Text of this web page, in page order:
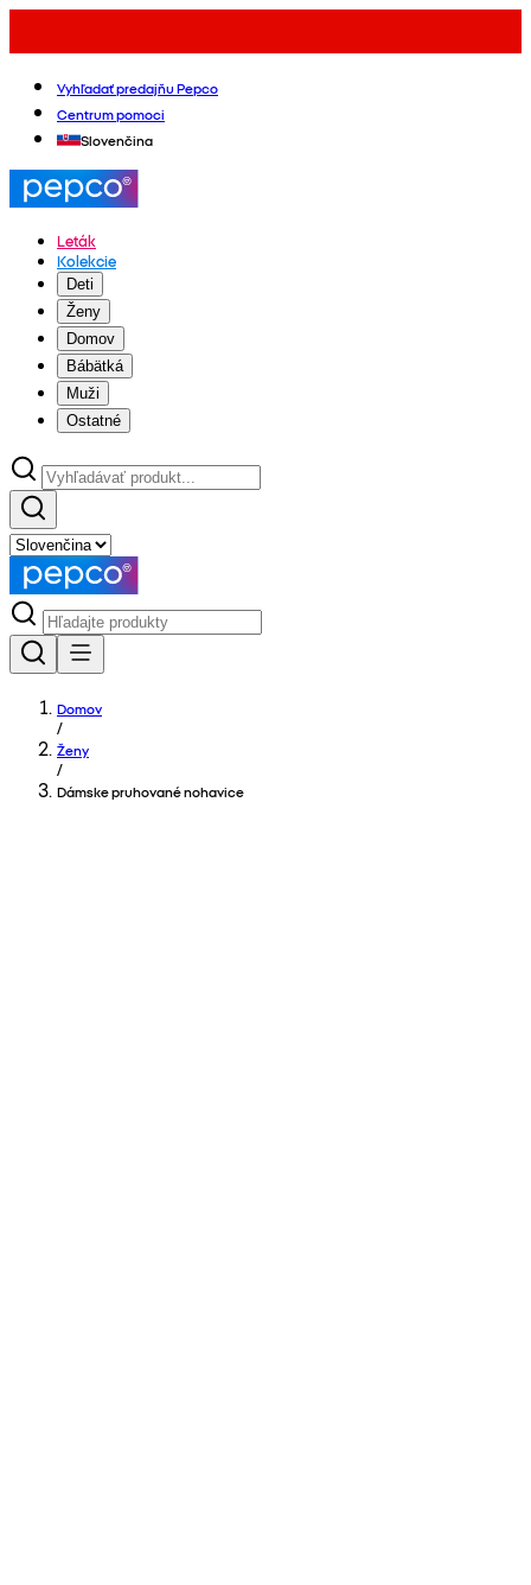
Vyhľadať predajňu Pepco
Centrum pomoci
Slovenčina
Leták
Kolekcie
Deti
Ženy
Domov
Bábätká
Muži
Ostatné
Domov
/
Ženy
/
Dámske pruhované nohavice